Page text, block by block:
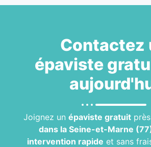
Contactez
épaviste
Joignez unépaviste gratuit
dans la Seine-et-Marne
intervention rapide et sans